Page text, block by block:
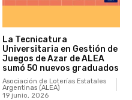
La Tecnicatura
Universitaria en Gestión de
Juegos de Azar de ALEA
sumó 50 nuevos graduados
Asociación de Loterías Estatales
Argentinas (ALEA)
19 junio, 2026